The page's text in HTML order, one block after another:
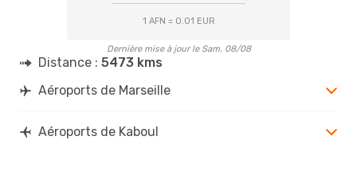
1 AFN = 0.01 EUR
Dernière mise à jour le Sam. 08/08
Distance : 5473 kms
Aéroports de Marseille
Aéroports de Kaboul